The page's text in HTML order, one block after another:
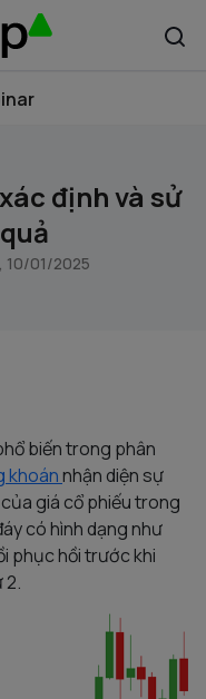
định và sử
10/01/2025
biến trong phân
khoánnhận diện sự
giá cổ phiếu trong
có hình dạng như
phục hồi trước khi
2.